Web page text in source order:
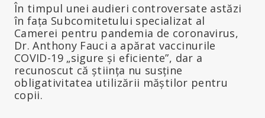
În timpul unei audieri controversate astăzi
în fața Subcomitetului specializat al
Camerei pentru pandemia de coronavirus,
Dr. Anthony Fauci a apărat vaccinurile
COVID-19 „sigure și eficiente”, dar a
recunoscut că știința nu susține
obligativitatea utilizării măștilor pentru
copii.